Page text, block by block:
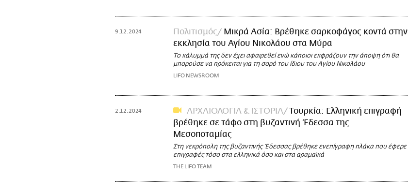
9.12.2024 Πολιτισμός
Μικρά Ασία: Βρέθηκε σαρκοφάγος κοντά στην
εκκλησία του Αγίου Νικολάου στα Μύρα
Το κάλυμμά της δεν έχει αφαιρεθεί ενώ κάποιοι εκφράζουν την άποψη ότι θα
μπορούσε να πρόκειται για τη σορό του ίδιου του Αγίου Νικολάου
LIFO NEWSROOM
2.12.2024 ΑΡΧΑΙΟΛΟΓΙΑ & ΙΣΤΟΡΙΑ
Τουρκία: Ελληνική επιγραφή
βρέθηκε σε τάφο στη βυζαντινή Έδεσσα της
Μεσοποταμίας
Στη νεκρόπολη της βυζαντινής Έδεσσας βρέθηκε ενεπίγραφη πλάκα που έφερε
επιγραφές τόσο στα ελληνικά όσο και στα αραμαϊκά
THE LIFO TEAM